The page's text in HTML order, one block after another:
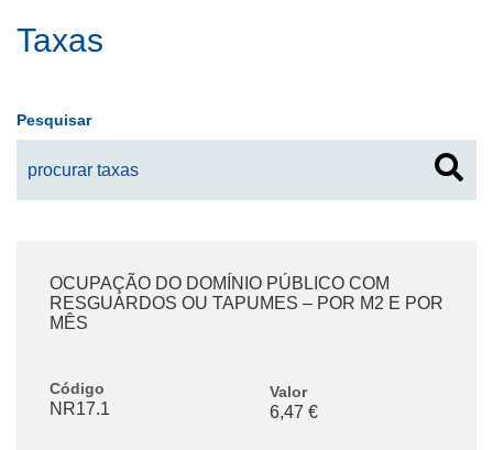
Taxas
Pesquisar
Código
NR17.1
OCUPAÇÃO DO DOMÍNIO PÚBLICO COM
RESGUARDOS OU TAPUMES – POR M2 E POR
MÊS
Valor
6,47 €